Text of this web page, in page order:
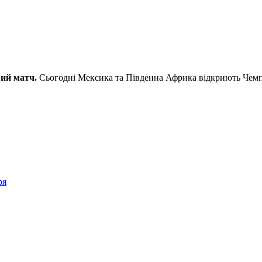
матч. Сьогодні Мексика та Південна Африка відкриють